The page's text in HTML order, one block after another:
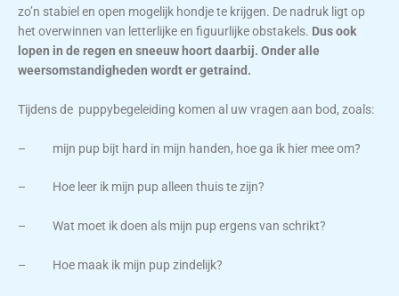
zo’n stabiel en open mogelijk hondje te krijgen. De nadruk ligt op
het overwinnen van letterlijke en figuurlijke obstakels. Dus ook
lopen in de regen en sneeuw hoort daarbij. Onder alle
weersomstandigheden wordt er getraind.
Tijdens de puppybegeleiding komen al uw vragen aan bod, zoals:
– mijn pup bijt hard in mijn handen, hoe ga ik hier mee om?
– Hoe leer ik mijn pup alleen thuis te zijn?
– Wat moet ik doen als mijn pup ergens van schrikt?
– Hoe maak ik mijn pup zindelijk?